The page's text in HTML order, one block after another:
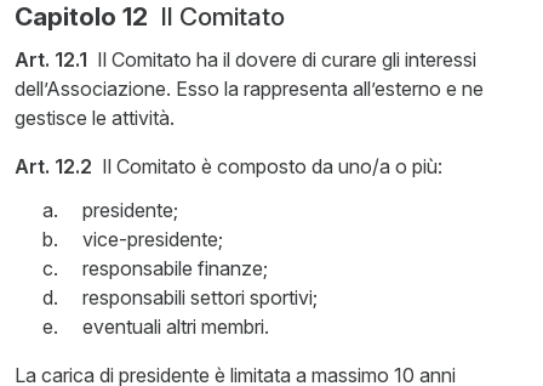
Capitolo 12 Il Comitato
Art. 12.1 Il Comitato ha il dovere di curare gli interessi
dell’Associazione. Esso la rappresenta all’esterno e ne
gestisce le attività.
Art. 12.2 Il Comitato è composto da uno/a o più:
presidente;
vice-presidente;
responsabile finanze;
responsabili settori sportivi;
eventuali altri membri.
La carica di presidente è limitata a massimo 10 anni